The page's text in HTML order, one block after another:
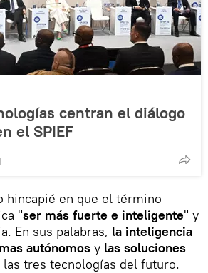
centran el diálogo
el SPIEF
hincapié en que el término
"ser más fuerte e inteligente" y
En sus palabras, la inteligencia
autónomos y las soluciones
las tres tecnologías del futuro.